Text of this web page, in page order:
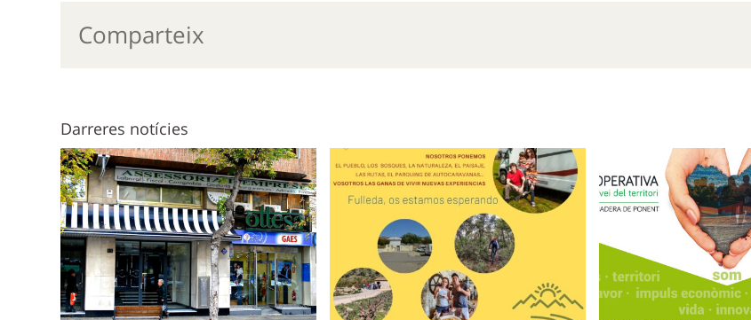
Comparteix
Darreres notícies